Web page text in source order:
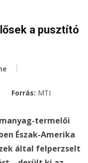
a pusztító
Forrás: MTI
termelői
Észak-Amerika
által felperzselt